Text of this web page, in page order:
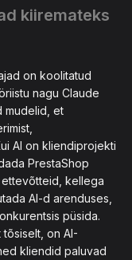
kiiremateks
on koolitatud
nagu Claude
mudelid, et
AI on kliendiprojekti
PrestaShop
kellega
AI-d arenduses,
püsida.
on AI-
kliendid paluvad